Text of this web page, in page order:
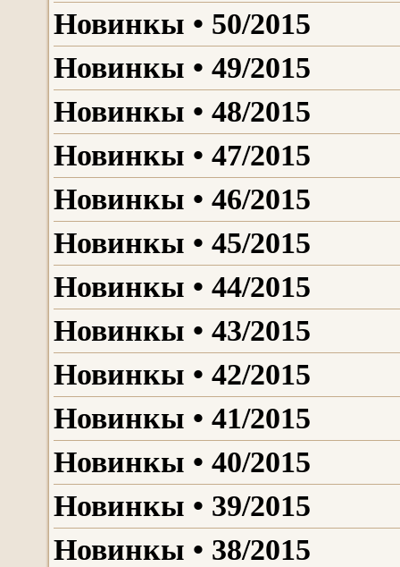
Новинкы • 50/2015
Новинкы • 49/2015
Новинкы • 48/2015
Новинкы • 47/2015
Новинкы • 46/2015
Новинкы • 45/2015
Новинкы • 44/2015
Новинкы • 43/2015
Новинкы • 42/2015
Новинкы • 41/2015
Новинкы • 40/2015
Новинкы • 39/2015
Новинкы • 38/2015